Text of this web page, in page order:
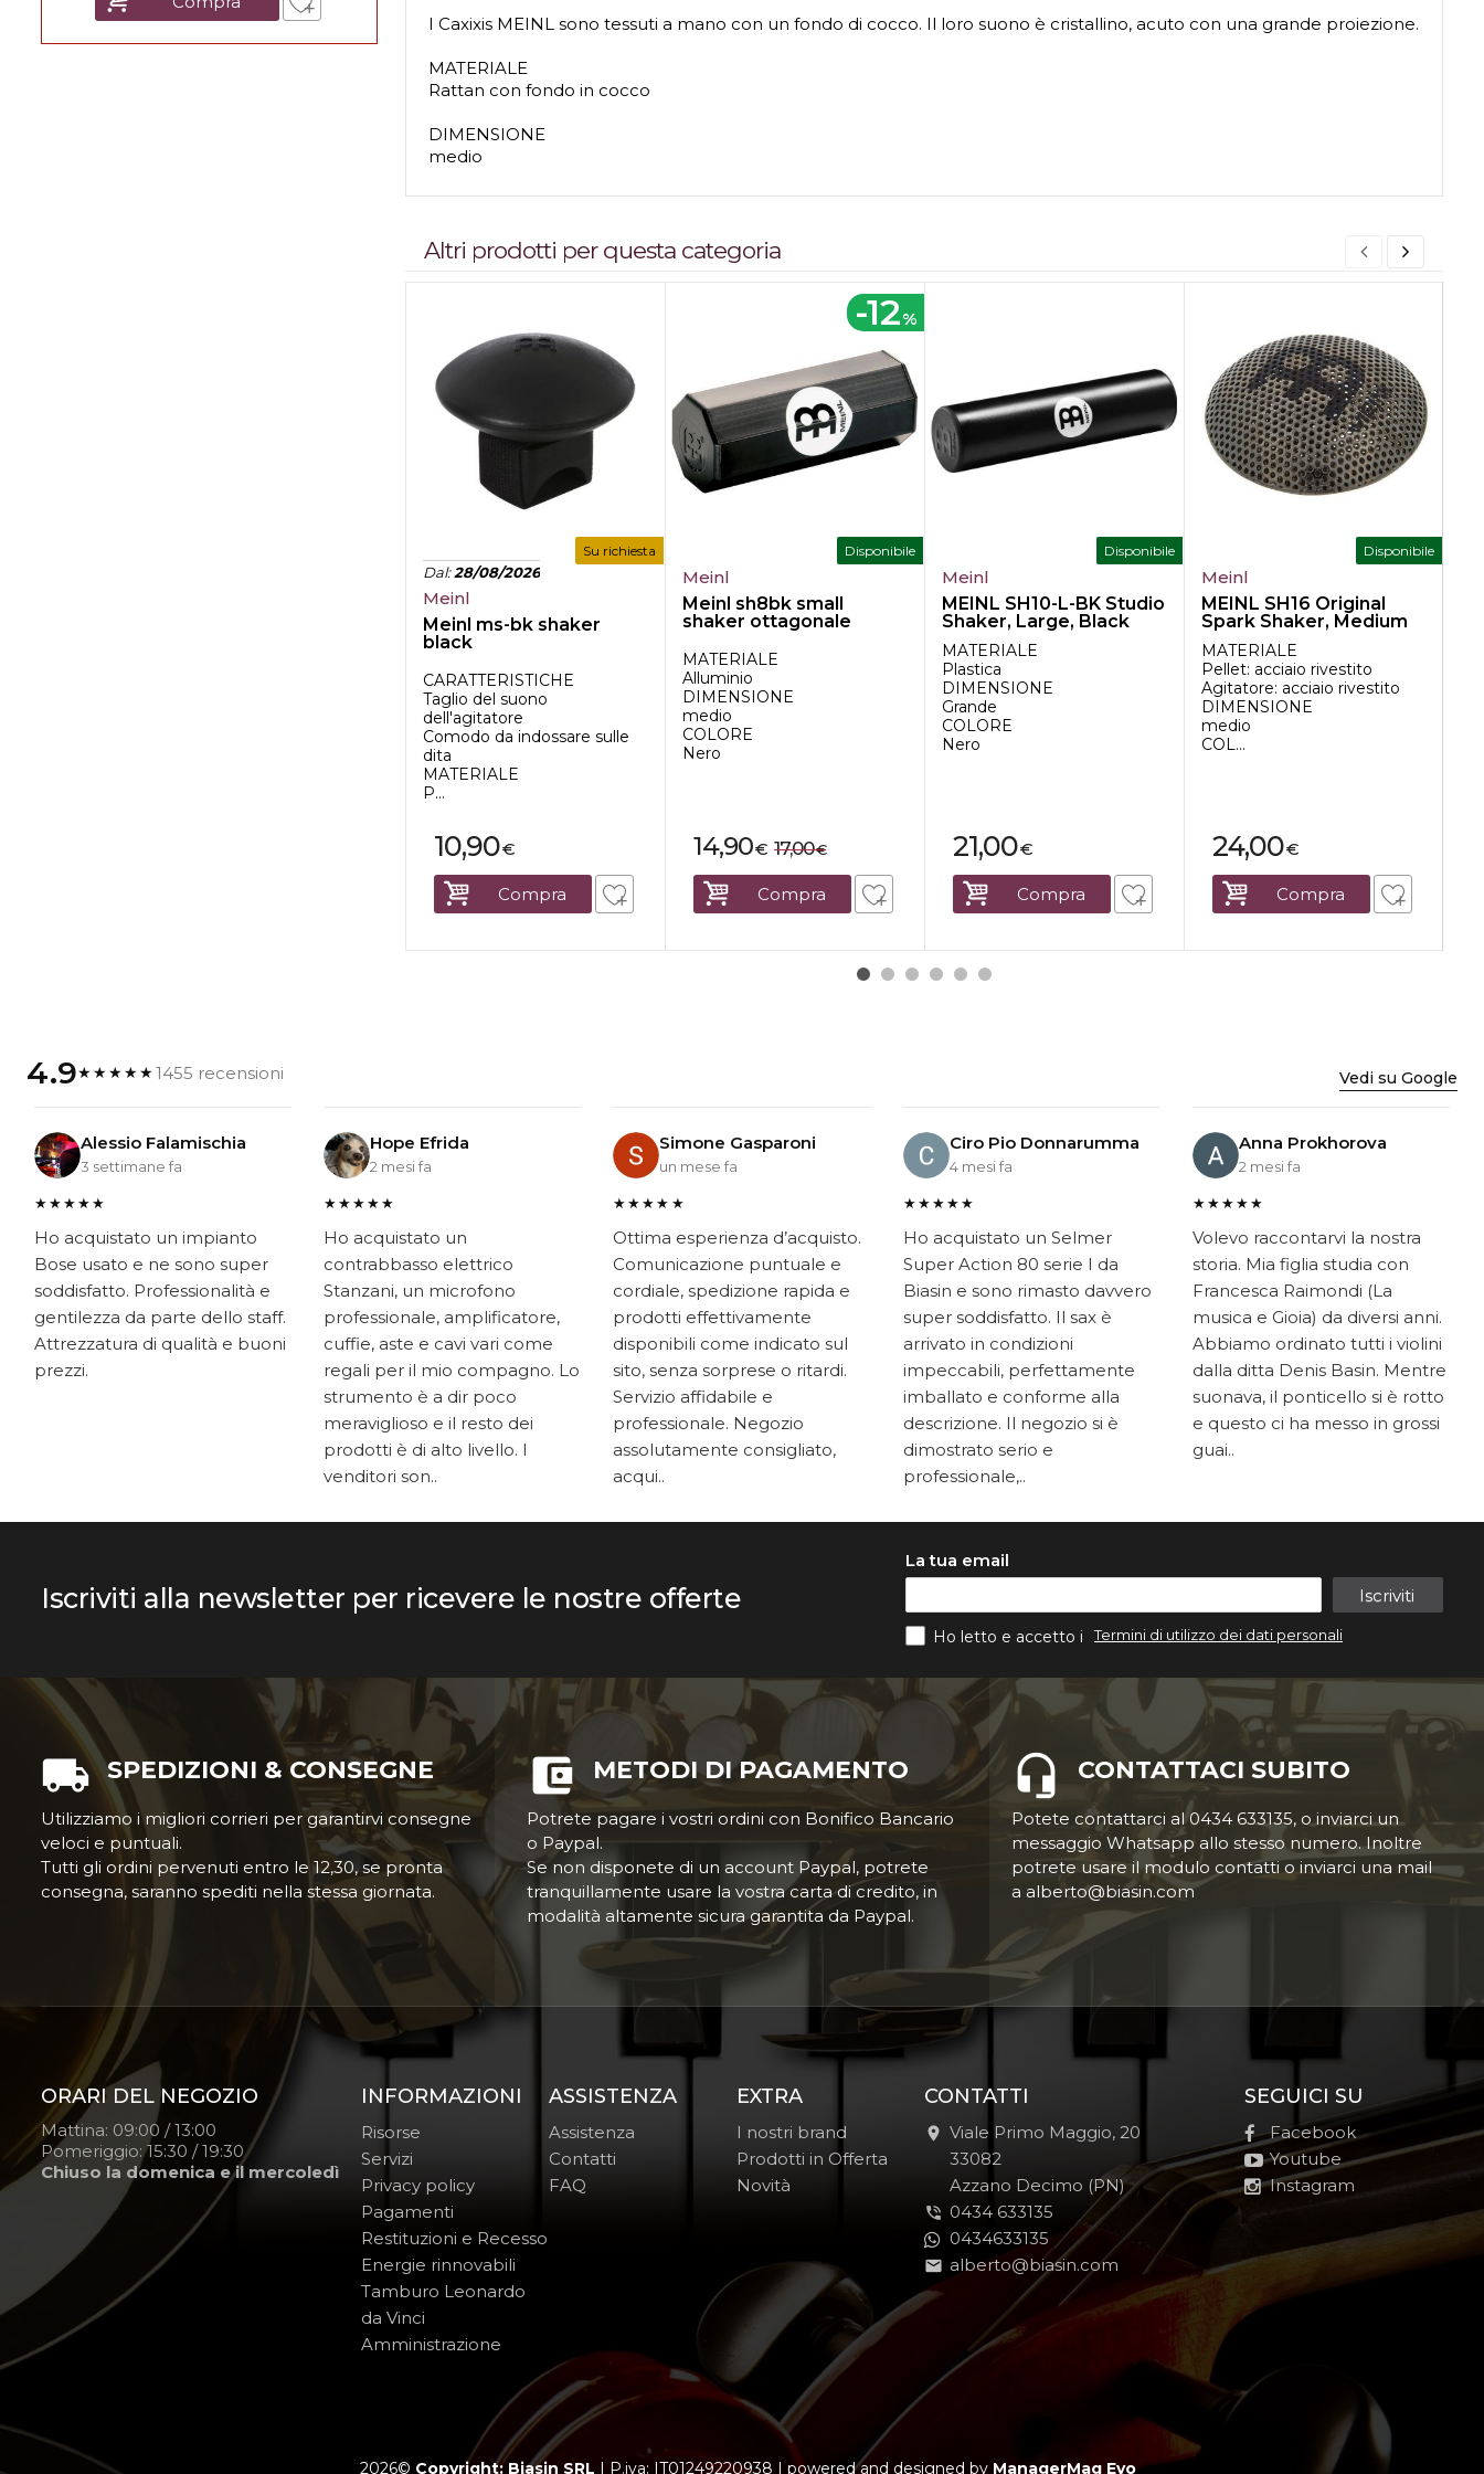
I Caxixis MEINL sono tessuti a mano con un fondo di cocco. Il loro suono è cristallino, acuto con una grande proiezione.
MATERIALE
Rattan con fondo in cocco
DIMENSIONE
medio
Altri prodotti per questa categoria
Su richiesta
Dal:28/08/2026
Meinl
Meinl ms-bk shaker
black
CARATTERISTICHE
Taglio del suono
dell'agitatore
Comodo da indossare sulle
dita
MATERIALE
P...
€
10,90
Compra
-12%
Disponibile
Meinl
Meinl sh8bk small
shaker ottagonale
MATERIALE
Alluminio
DIMENSIONE
medio
COLORE
Nero
€
14,90 €
17,00
Compra
Disponibile
Meinl
MEINL SH10-L-BK Studio
Shaker, Large, Black
MATERIALE
Plastica
DIMENSIONE
Grande
COLORE
Nero
€
21,00
Compra
Disponibile
Meinl
MEINL SH16 Original
Spark Shaker, Medium
MATERIALE
Pellet: acciaio rivestito
Agitatore: acciaio rivestito
DIMENSIONE
medio
COL...
€
24,00
Compra
4.9★★★★★1455 recensioni Vedi su Google
Alessio Falamischia
3 settimane fa
★★★★★
Ho acquistato un impianto
Bose usato e ne sono super
soddisfatto. Professionalità e
gentilezza da parte dello staff.
Attrezzatura di qualità e buoni
prezzi.
Hope Efrida
2 mesi fa
★★★★★
Ho acquistato un
contrabbasso elettrico
Stanzani, un microfono
professionale, amplificatore,
cuffie, aste e cavi vari come
regali per il mio compagno. Lo
strumento è a dir poco
meraviglioso e il resto dei
prodotti è di alto livello. I
venditori son..
Simone Gasparoni
un mese fa
★★★★★
Ottima esperienza d’acquisto.
Comunicazione puntuale e
cordiale, spedizione rapida e
prodotti effettivamente
disponibili come indicato sul
sito, senza sorprese o ritardi.
Servizio affidabile e
professionale. Negozio
assolutamente consigliato,
acqui..
Ciro Pio Donnarumma
4 mesi fa
★★★★★
Ho acquistato un Selmer
Super Action 80 serie I da
Biasin e sono rimasto davvero
super soddisfatto. Il sax è
arrivato in condizioni
impeccabili, perfettamente
imballato e conforme alla
descrizione. Il negozio si è
dimostrato serio e
professionale,..
Anna Prokhorova
2 mesi fa
★★★★★
Volevo raccontarvi la nostra
storia. Mia figlia studia con
Francesca Raimondi (La
musica e Gioia) da diversi anni.
Abbiamo ordinato tutti i violini
dalla ditta Denis Basin. Mentre
suonava, il ponticello si è rotto
e questo ci ha messo in grossi
guai..
Iscriviti alla newsletter per ricevere le nostre offerte
La tua email
Iscriviti
Ho letto e accetto i Termini di utilizzo dei dati personali
SPEDIZIONI & CONSEGNE
Utilizziamo i migliori corrieri per garantirvi consegne
veloci e puntuali.
Tutti gli ordini pervenuti entro le 12,30, se pronta
consegna, saranno spediti nella stessa giornata.
METODI DI PAGAMENTO
Potrete pagare i vostri ordini con Bonifico Bancario
o Paypal.
Se non disponete di un account Paypal, potrete
tranquillamente usare la vostra carta di credito, in
modalità altamente sicura garantita da Paypal.
CONTATTACI SUBITO
Potete contattarci al 0434 633135, o inviarci un
messaggio Whatsapp allo stesso numero. Inoltre
potrete usare il modulo contatti o inviarci una mail
a alberto@biasin.com
ORARI DEL NEGOZIO
Mattina: 09:00 / 13:00
Pomeriggio: 15:30 / 19:30
Chiuso la domenica e il mercoledì
INFORMAZIONI
Risorse
Servizi
Privacy policy
Pagamenti
Restituzioni e Recesso
Energie rinnovabili
Tamburo Leonardo
da Vinci
Amministrazione
ASSISTENZA
Assistenza
Contatti
FAQ
EXTRA
I nostri brand
Prodotti in Offerta
Novità
CONTATTI
Viale Primo Maggio, 20
-
33082
-
Azzano Decimo (PN)
0434 633135
0434633135
alberto@biasin.com
SEGUICI SU
Facebook
Youtube
Instagram
2026© Copyright: Biasin SRL | P.iva: IT01249220938 | powered and designed by ManagerMag Evo